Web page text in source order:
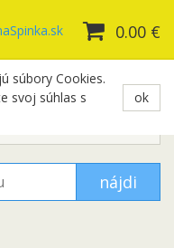
súbory Cookies.
svoj súhlas s
ok
0.00 €
329
nájdi